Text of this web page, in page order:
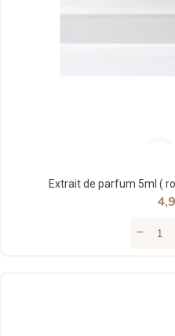
Extrait de parfum 5ml (